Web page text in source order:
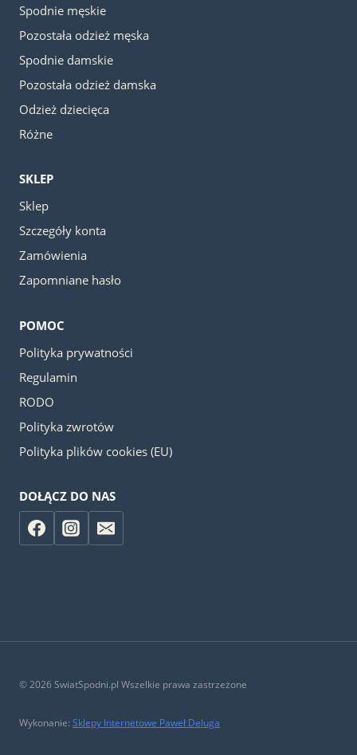
Spodnie męskie
Pozostała odzież męska
Spodnie damskie
Pozostała odzież damska
Odzież dziecięca
Różne
SKLEP
Sklep
Szczegóły konta
Zamówienia
Zapomniane hasło
POMOC
Polityka prywatności
Regulamin
RODO
Polityka zwrotów
Polityka plików cookies (EU)
DOŁĄCZ DO NAS
© 2026 SwiatSpodni.pl Wszelkie prawa zastrzeżone
Wykonanie: Sklepy Internetowe Paweł Deluga